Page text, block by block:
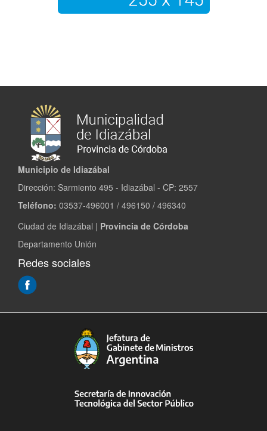
Municipio de Idiazábal
Dirección: Sarmiento 495 - Idiazábal - CP: 2557
Teléfono: 03537-496001 / 496150 / 496340
Ciudad de Idiazábal | Provincia de Córdoba
Departamento Unión
Redes sociales